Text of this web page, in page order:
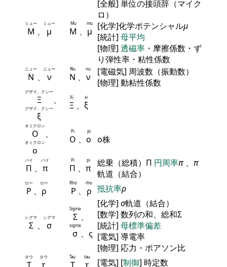
Μ
ミュー
、 μ
ミュー
Μ
Mu
、 μ
mu
[全般] 単位の接頭辞（マイク
ロ）
[化学]化学ポテンシャルμ
[統計] 母平均
[物理] 透磁率 ・摩擦係数・ず
り弾性率・粘性係数
Ν
ニュー
、 ν
ニュー
Ν
Nu
、 ν
nu
[電磁気] 周波数（振動数）
[物理] 動粘性係数
Ξ
グザイ、クシー
、
ξ
グザイ、クシー Ξ
Xi
、 ξ
xi
Ο
オミクロン
、
ο
オミクロン Ο
Pi
、 ο
pi
ο株
Π
パイ
、 π
パイ
Π
Pi
、 π
pi 総乗（総積）Π 円周率π 、 π
軌道（結合）
Ρ
ロー
、 ρ
ロー
Ρ
Rho
、 ρ
rho
抵抗率ρ
Σ
シグマ
、 σ
シグマ Σ
Sigma
、
σ
sigma
、ς
[化学] σ軌道（結合）
[数学] 数列の和、総和Σ
[統計] 母標準偏差
[電気] 導電率
[物理] 応力・ポアソン比
タウ タウ Tau tau
[電気] [制御] 時定数